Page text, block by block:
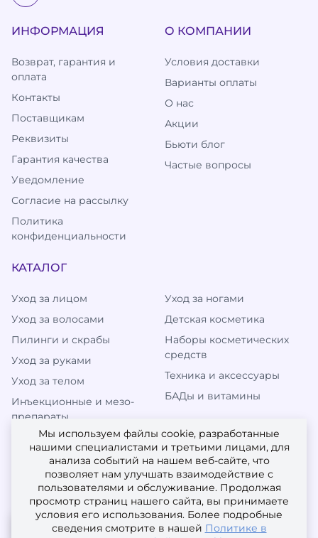
ИНФОРМАЦИЯ
Возврат, гарантия и
оплата
Контакты
Поставщикам
Реквизиты
Гарантия качества
Уведомление
Согласие на рассылку
Политика
конфиденциальности
КАТАЛОГ
Уход за лицом
Уход за волосами
Пилинги и скрабы
Уход за руками
Уход за телом
Инъекционные и мезо-
препараты
Уход за ногами
Детская косметика
Наборы косметических
средств
Техника и аксессуары
БАДы и витамины
О КОМПАНИИ
Условия доставки
Варианты оплаты
О нас
Акции
Бьюти блог
Частые вопросы
МЫ В СОЦИАЛЬНЫХ СЕТЯХ
Мы используем файлы cookie, разработанные
нашими специалистами и третьими лицами, для
анализа событий на нашем веб-сайте, что
позволяет нам улучшать взаимодействие с
пользователями и обслуживание. Продолжая
просмотр страниц нашего сайта, вы принимаете
условия его использования. Более подробные
сведения смотрите в нашей Политике в